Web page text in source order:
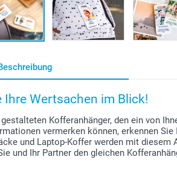
Ihre Wertsachen im Blick!
Kofferanhänger, den ein von
vermerken können, erkennen
und Laptop-Koffer werden mit diesem
und Ihr Partner den gleichen